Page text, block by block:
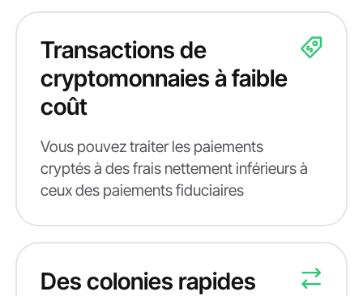
Transactions de
cryptomonnaies à faible
coût
Vous pouvez traiter les paiements
cryptés à des frais nettement inférieurs à
ceux des paiements fiduciaires
Des colonies rapides